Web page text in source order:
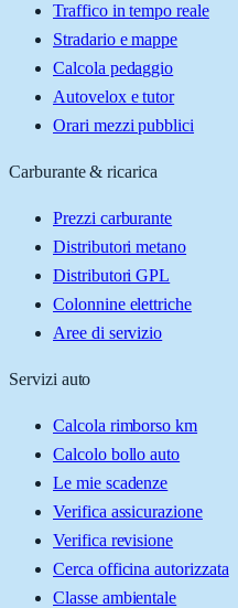
Traffico in tempo reale
Stradario e mappe
Calcola pedaggio
Autovelox e tutor
Orari mezzi pubblici
Carburante & ricarica
Prezzi carburante
Distributori metano
Distributori GPL
Colonnine elettriche
Aree di servizio
Servizi auto
Calcola rimborso km
Calcolo bollo auto
Le mie scadenze
Verifica assicurazione
Verifica revisione
Cerca officina autorizzata
Classe ambientale